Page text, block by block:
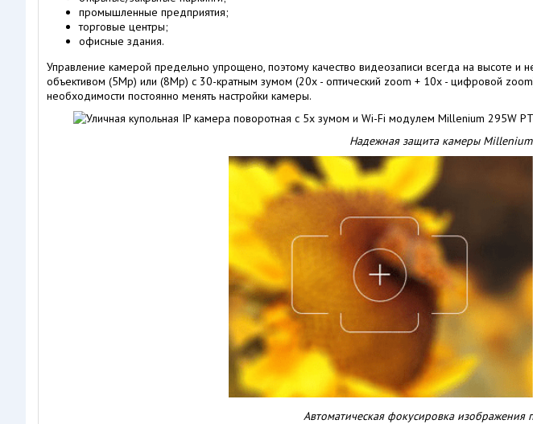
промышленные предприятия;
торговые центры;
офисные здания.
Управление камерой предельно упрощено, поэтому качество видеозаписи всегда на высоте
объективом (5Mp) или (8Mp) с 30-кратным зумом (20х - оптический zoom + 10x - цифровой
необходимости постоянно менять настройки камеры.
Надежная защита камеры
Автоматическая фокусировка